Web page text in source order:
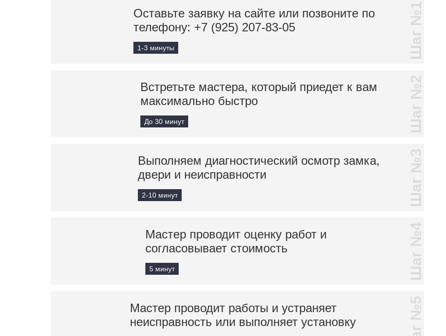
Оставьте заявку на сайте или позвоните по
телефону: +7 (925) 207-83-05
1-3 минуты Шаг №1
Встретьте мастера, который приедет к вам
максимально быстро
До 30 минут Шаг №2
Выполняем диагностический осмотр замка,
двери и неисправности
2-10 минут Шаг №3
Мастер проводит оценку работ и
согласовывает стоимость
5 минут Шаг №4
Мастер проводит работы и устраняет
неисправность или выполняет установку